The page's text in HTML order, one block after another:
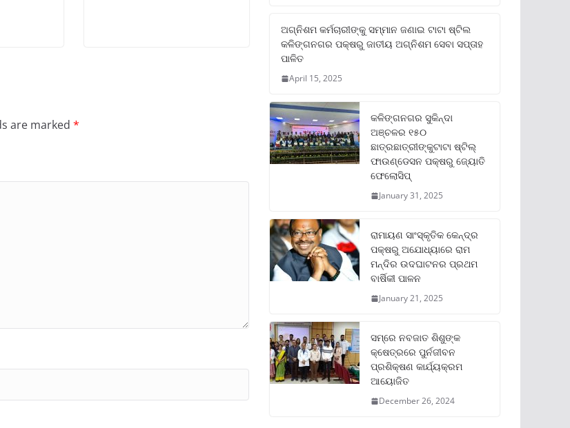
are marked *
ଅଗ୍ନିଶମ କର୍ମଚାରୀଙ୍କୁ ସମ୍ମାନ ଜଣାଇ ଟାଟା ଷ୍ଟିଲ
କଳିଙ୍ଗନଗର ପକ୍ଷରୁ ଜାତୀୟ ଅଗ୍ନିଶମ ସେବା ସପ୍ତାହ
ପାଳିତ
April 15, 2025
କଳିଙ୍ଗନଗର ସୁକିନ୍ଦା
ଅଞ୍ଚଳର ୧୫୦
ଛାତ୍ରଛାତ୍ରୀଙ୍କୁଟାଟା ଷ୍ଟିଲ୍
ଫାଉଣ୍ଡେସନ ପକ୍ଷରୁ ଜ୍ୟୋତି
ଫେଲୋସିପ୍‌
January 31, 2025
ରାମାୟଣ ସାଂସ୍କୃତିକ କେନ୍ଦ୍ର
ପକ୍ଷରୁ ଅଯୋଧ୍ୟାରେ ରାମ
ମନ୍ଦିର ଉଦଘାଟନର ପ୍ରଥମ
ବାର୍ଷିକୀ ପାଳନ
January 21, 2025
ସମ୍‌ରେ ନବଜାତ ଶିଶୁଙ୍କ
କ୍ଷେତ୍ରରେ ପୁର୍ନଜୀବନ
ପ୍ରଶିକ୍ଷଣ କାର୍ଯ୍ୟକ୍ରମ
ଆୟୋଜିତ
December 26, 2024